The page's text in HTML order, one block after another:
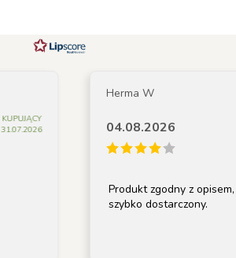
Herma W
04.08.2026
Produkt zgodny z opisem,
szybko dostarczony.